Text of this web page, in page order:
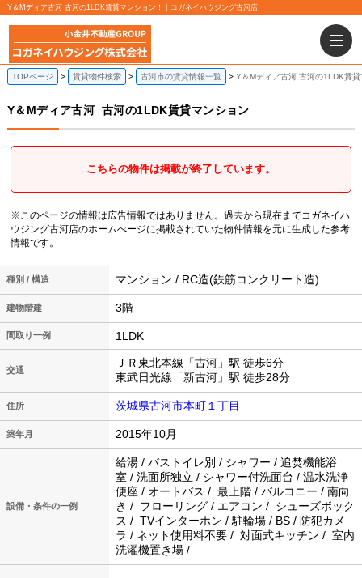
Y＆Mディア古河 古河の1LDK賃貸マンション！｜コガネイハウジング古河店
TOPページ 賃貸物件検索 古河市の賃貸情報一覧 Y＆Mディア古河 古河の1LDK賃
Y＆Mディア古河 古河の1LDK賃貸マンション
こちらの物件は掲載が終了しています。
※このページの情報は広告情報ではありません。過去から現在までコガネイハ
ウジング古河店のホームぺージに掲載されていた物件情報を元に生成した参考
情報です。
種別 / 構造 マンション / RC造(鉄筋コンクリート造)
建物階建 3階
間取り一例 1LDK
交通
ＪＲ東北本線「古河」駅 徒歩6分
東武日光線「新古河」駅 徒歩28分
住所 茨城県古河市本町１丁目
築年月 2015年10月
設備・条件の一例
給湯 / バストイレ別 / シャワー / 追焚機能浴
室 / 洗面所独立 / シャワー付洗面台 / 温水洗浄
便座 / オートバス / 最上階 / バルコニー / 南向
き / フローリング / エアコン / シューズボック
ス / TVインターホン / 駐輪場 / BS / 防犯カメ
ラ / ネット使用料不要 / 対面式キッチン / 室内
洗濯機置き場 /